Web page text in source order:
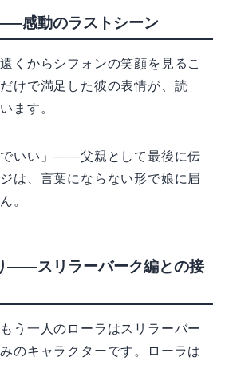
感動のラストシーン
くからシフォンの笑顔を見るこ
けで満足した彼の表情が、読
ます。
でいい」——父親として最後に伝
は、言葉にならない形で娘に届
。
――スリラーバーク編との接
う一人のローラはスリラーバー
のキャラクターです。ローラは